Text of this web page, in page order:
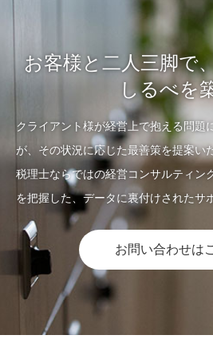
お客様と二人三脚で
しるべを
クライアント様が経営上で抱える問題
が、その状況に応じた最善策を提案い
税理士ならではの経営コンサルティン
を把握した、データに裏付けされたサ
お問い合わせは